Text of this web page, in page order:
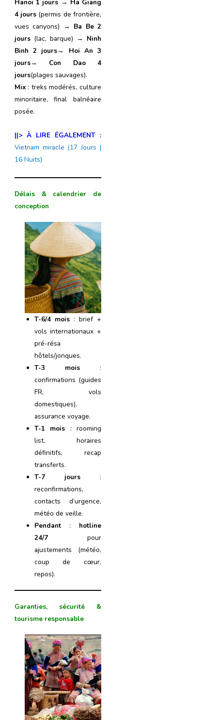
Hanoi 1 jours → Ha Giang
4 jours (permis de frontière,
vues canyons) → Ba Be 2
jours (lac, barque) → Ninh
Binh 2 jours→ Hoi An 3
jours→ Con Dao 4
jours(plages sauvages).
Mix : treks modérés, culture
minoritaire, final balnéaire
posée.
||> À LIRE ÉGALEMENT :
Vietnam miracle (17 Jours |
16 Nuits)
Délais & calendrier de
conception
T-6/4 mois : brief +
vols internationaux +
pré-résa
hôtels/jonques.
T-3 mois:
confirmations (guides
FR, vols
domestiques),
assurance voyage.
T-1 mois : rooming
list, horaires
définitifs, recap
transferts.
T-7 jours:
reconfirmations,
contacts d’urgence,
météo de veille.
Pendant : hotline
24/7 pour
ajustements (météo,
coup de cœur,
repos).
Garanties, sécurité &
tourisme responsable